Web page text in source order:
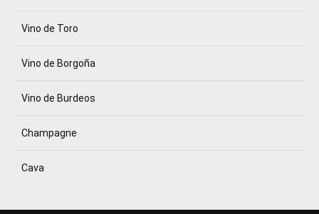
Vino de Toro
Vino de Borgoña
Vino de Burdeos
Champagne
Cava